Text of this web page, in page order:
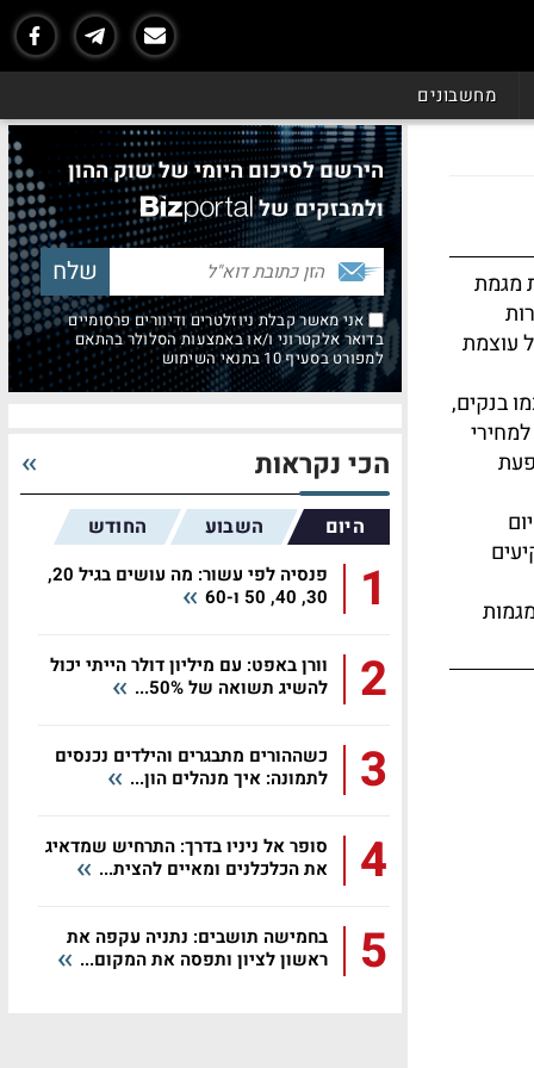
מחשבונים
מגמת
עוצמת
מרכזיים כמו בנקים,
הירשם לסיכום היומי של שוק ההון
ולמבזקים של
אני מאשר קבלת ניוזלטרים ודיוורים פרסומיים
בדואר אלקטרוני ו/או באמצעות הסלולר בהתאם
למפורט בסעיף 10 בתנאי השימוש
הכי נקראות
היום השבוע החודש
1
פנסיה לפי עשור: מה עושים בגיל 20,
30, 40, 50 ו-60
2
וורן באפט: עם מיליון דולר הייתי יכול
להשיג תשואה של 50%...
3
כשההורים מתבגרים והילדים נכנסים
לתמונה: איך מנהלים הון...
4
סופר אל ניניו בדרך: התרחיש שמדאיג
את הכלכלנים ומאיים להצית...
5
בחמישה תושבים: נתניה עקפה את
ראשון לציון ותפסה את המקום...